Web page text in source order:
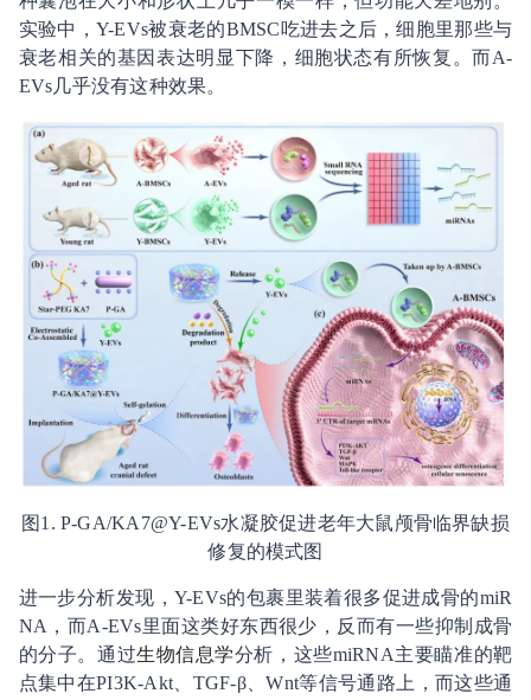
实验中，Y-EVs被衰老的BMSC吃进去之后，细胞里那些与
衰老相关的基因表达明显下降，细胞状态有所恢复。而A-
EVs几乎没有这种效果。
图1. P-GA/KA7@Y-EVs水凝胶促进老年大鼠颅骨临界缺损
修复的模式图
进一步分析发现，Y-EVs的包裹里装着很多促进成骨的miR
NA，而A-EVs里面这类好东西很少，反而有一些抑制成骨
的分子。通过生物信息学分析，这些miRNA主要瞄准的靶
点集中在PI3K-Akt、TGF-β、Wnt等信号通路上，而这些通